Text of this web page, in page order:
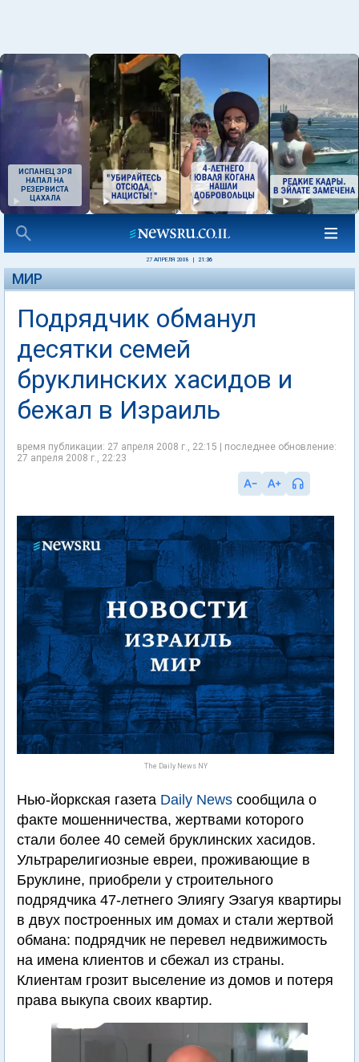
ИСПАНЕЦ ЗРЯ
НАПАЛ НА
РЕЗЕРВИСТА
ЦАХАЛА
27 АПРЕЛЯ 2008 21:36
МИР
Подрядчик обманул
десятки семей
бруклинских хасидов и
бежал в Израиль
время публикации: 27 апреля 2008 г., 22:15 | последнее обновление:
27 апреля 2008 г., 22:23
The Daily News NY
Нью-йоркская газета Daily News сообщила о
факте мошенничества, жертвами которого
стали более 40 семей бруклинских хасидов.
Ультрарелигиозные евреи, проживающие в
Бруклине, приобрели у строительного
подрядчика 47-летнего Элиягу Эзагуя квартиры
в двух построенных им домах и стали жертвой
обмана: подрядчик не перевел недвижимость
на имена клиентов и сбежал из страны.
Клиентам грозит выселение из домов и потеря
права выкупа своих квартир.